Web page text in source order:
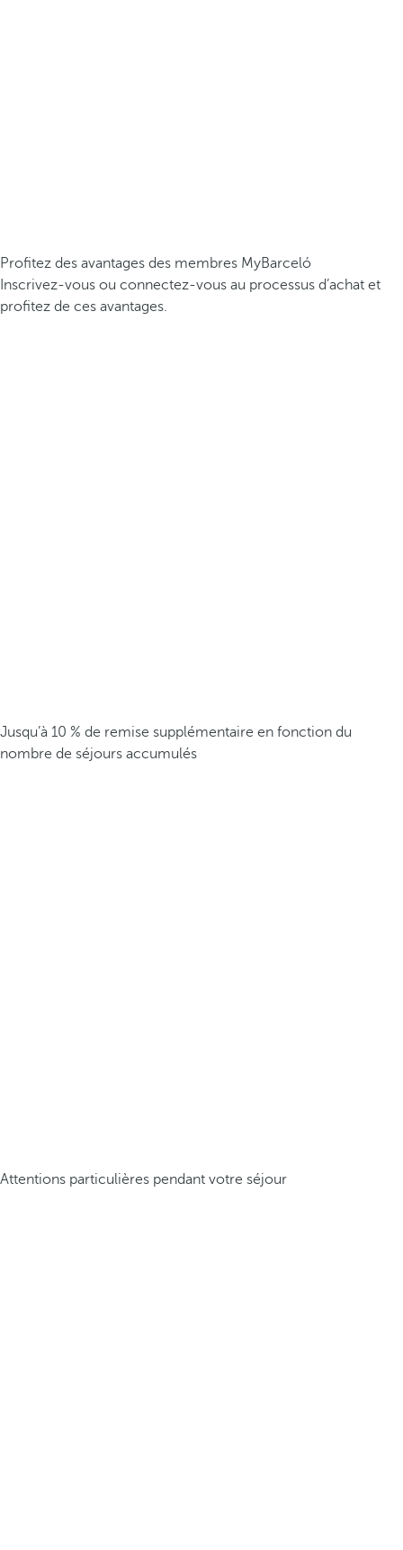
Profitez des avantages des membres MyBarceló
Inscrivez-vous ou connectez-vous au processus d’achat et
profitez de ces avantages.
Jusqu’à 10 % de remise supplémentaire en fonction du
nombre de séjours accumulés
Attentions particulières pendant votre séjour